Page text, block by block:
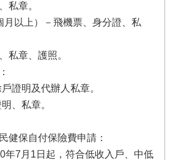
私章。
月以上）－飛機票、身分證、私
私章、護照。
明及代辦人私章。
、私章。
健保自付保險費申請：
年7月1日起，符合低收入戶、中低